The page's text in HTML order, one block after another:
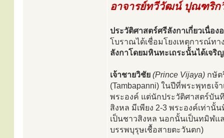
อาจารย์ทวีวัฒน์ ปุณฑริ
ประวัติศาสตร์ศรีลังกาเกี่ยวเนื่อ
โบราณได้เชื่อมโยงเหตุการณ์ทา
ลังกาโดยมหินทะเถระนั้นได้เจริ
เจ้าชายวิชัย (Prince Vijaya) กษัต
(Tambapanni) ในปีที่พระพุทธเ
พระองค์ แต่นักประวัติศาสตร์บัน
สิงหล มีเพียง 2-3 พระองค์เท่านั้
เป็นชาวสิงหล นอกนั้นเป็นทมิฬแ
บรรพบุรุษเชื้อสายตะวันตก)